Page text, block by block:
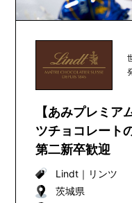
【あみプレミ
ツチョコレート
第二新卒歓迎
Lindt｜ リンツ
茨城県